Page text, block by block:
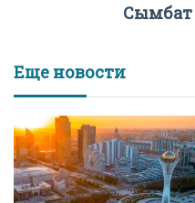
Сымбат
Еще новости